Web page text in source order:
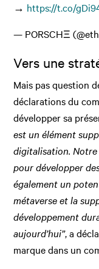
→ https://t.co/
— PORSCHΞ
Vers une
Mais pas question
déclarations du
développer sa
est un élément
digitalisation.
pour développer
également un
métaverse et la
développement
aujourd’hui”, a
marque dans un